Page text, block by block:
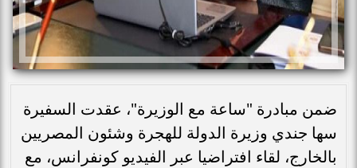
ضمن مبادرة "ساعة مع الوزيرة"، عقدت السفيرة
سها جندي وزيرة الدولة للهجرة وشئون المصريين
بالخارج، لقاء افتراضيا عبر الفيديو كونفرانس، مع